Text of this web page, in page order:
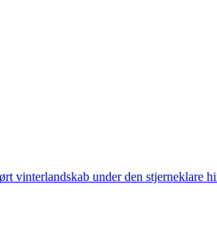
vinterlandskab under den stjerneklare